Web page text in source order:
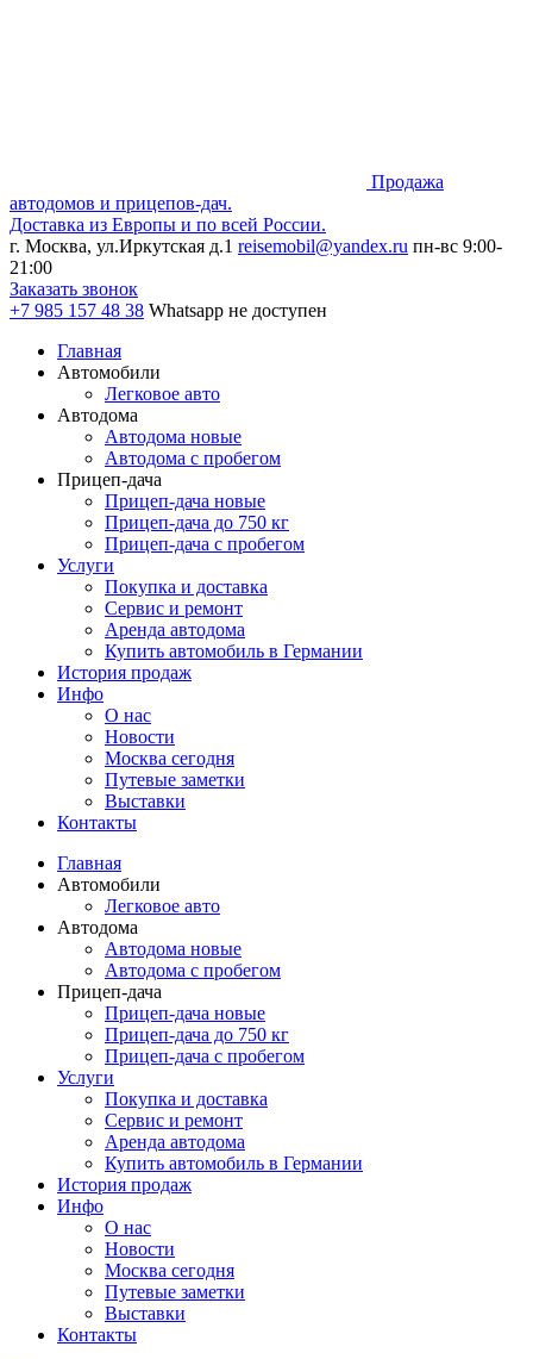
Продажа
автодомов и прицепов-дач.
Доставка из Европы и по всей России.
г. Москва, ул.Иркутская д.1 reisemobil@yandex.ru пн-вс 9:00-
21:00
Заказать звонок
+7 985 157 48 38 Whatsapp не доступен
Главная
Автомобили
Легковое авто
Автодома
Автодома новые
Автодома с пробегом
Прицеп-дача
Прицеп-дача новые
Прицеп-дача до 750 кг
Прицеп-дача с пробегом
Услуги
Покупка и доставка
Сервис и ремонт
Аренда автодома
Купить автомобиль в Германии
История продаж
Инфо
О нас
Новости
Москва сегодня
Путевые заметки
Выставки
Контакты
Главная
Автомобили
Легковое авто
Автодома
Автодома новые
Автодома с пробегом
Прицеп-дача
Прицеп-дача новые
Прицеп-дача до 750 кг
Прицеп-дача с пробегом
Услуги
Покупка и доставка
Сервис и ремонт
Аренда автодома
Купить автомобиль в Германии
История продаж
Инфо
О нас
Новости
Москва сегодня
Путевые заметки
Выставки
Контакты